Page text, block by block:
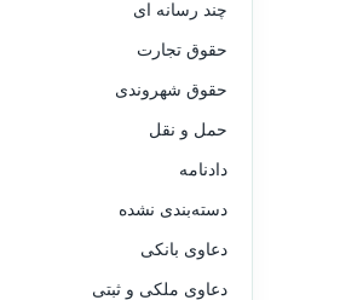
چند رسانه ای
حقوق تجارت
حقوق شهروندی
حمل و نقل
دادنامه
دسته‌بندی نشده
دعاوی بانکی
دعاوی ملکی و ثبتی